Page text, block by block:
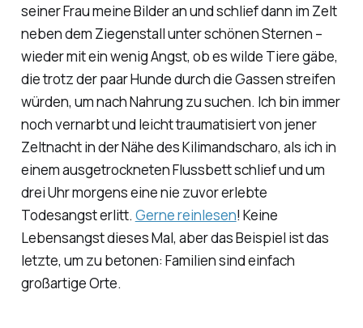
seiner Frau meine Bilder an und schlief dann im Zelt
neben dem Ziegenstall unter schönen Sternen –
wieder mit ein wenig Angst, ob es wilde Tiere gäbe,
die trotz der paar Hunde durch die Gassen streifen
würden, um nach Nahrung zu suchen. Ich bin immer
noch vernarbt und leicht traumatisiert von jener
Zeltnacht in der Nähe des Kilimandscharo, als ich in
einem ausgetrockneten Flussbett schlief und um
drei Uhr morgens eine nie zuvor erlebte
Todesangst erlitt. Gerne reinlesen! Keine
Lebensangst dieses Mal, aber das Beispiel ist das
letzte, um zu betonen: Familien sind einfach
großartige Orte.